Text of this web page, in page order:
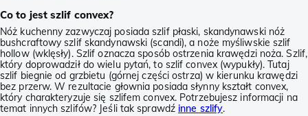
Co to jest szlif convex?
Nóż kuchenny zazwyczaj posiada szlif płaski, skandynawski nóż
bushcraftowy szlif skandynawski (scandi), a noże myśliwskie szlif
hollow (wklęsły). Szlif oznacza sposób ostrzenia krawędzi noża. Szlif,
który doprowadził do wielu pytań, to szlif convex (wypukły). Tutaj
szlif biegnie od grzbietu (górnej części ostrza) w kierunku krawędzi
bez przerw. W rezultacie głownia posiada słynny kształt convex,
który charakteryzuje się szlifem convex. Potrzebujesz informacji na
temat innych szlifów? Jeśli tak sprawdź inne szlify.